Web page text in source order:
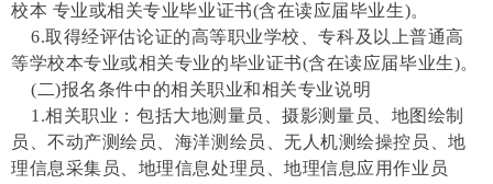
校本 专业或相关专业毕业证书(含在读应届毕业生)。
6.取得经评估论证的高等职业学校、专科及以上普通高
等学校本专业或相关专业的毕业证书(含在读应届毕业生)。
(二)报名条件中的相关职业和相关专业说明
1.相关职业：包括大地测量员、摄影测量员、地图绘制
员、不动产测绘员、海洋测绘员、无人机测绘操控员、地
理信息采集员、地理信息处理员、地理信息应用作业员